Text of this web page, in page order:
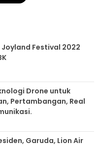
Festival 2022
Drone untuk
Pertambangan, Real
Garuda, Lion Air